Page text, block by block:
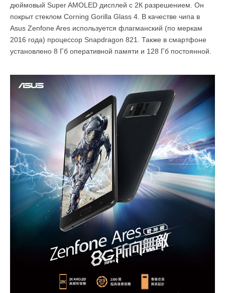
дюймовый Super AMOLED дисплей с 2К разрешением. Он
покрыт стеклом Corning Gorilla Glass 4. В качестве чипа в
Asus Zenfone Ares используется флагманский (по меркам
2016 года) процессор Snapdragon 821. Также в смартфоне
установлено 8 Гб оперативной памяти и 128 Гб постоянной.